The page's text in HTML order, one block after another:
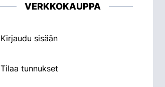
VERKKOKAUPPA
Kirjaudu sisään
Tilaa tunnukset